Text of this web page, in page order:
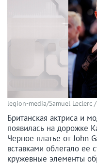
legion-media/Samuel Leclerc
Британская актриса и
появилась на дорожке
Черное платье от John
вставками облегало ее
кружевные элементы